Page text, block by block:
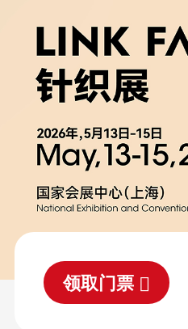
领取门票